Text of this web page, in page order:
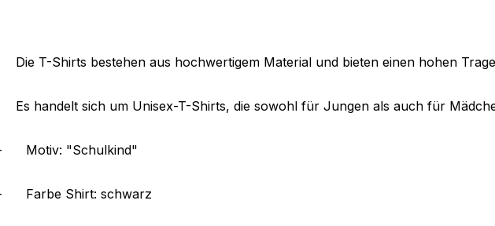
Die T-Shirts bestehen aus hochwertigem Material und bieten einen hohen
Es handelt sich um Unisex-T-Shirts, die sowohl für Jungen als auch für
Motiv: "Schulkind"
Farbe Shirt: schwarz